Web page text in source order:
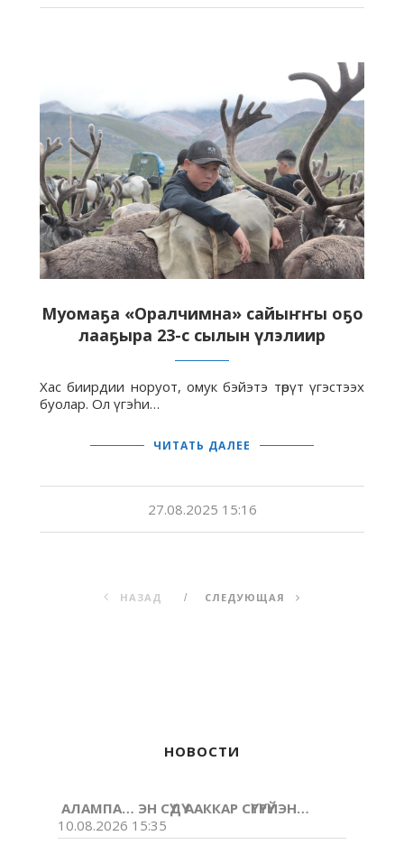
Муомаҕа «Оралчимна» сайыҥҥы оҕо
лааҕыра 23-с сылын үлэлиир
Хас биирдии норуот, омук бэйэтэ төрүт үгэстээх
буолар. Ол үгэһи…
ЧИТАТЬ ДАЛЕЕ
27.08.2025 15:16
НАЗАД СЛЕДУЮЩАЯ
НОВОСТИ
АЛАМПА… ЭН СҮДҮ ААККАР СҮГҮРҮЙЭН…
10.08.2026 15:35